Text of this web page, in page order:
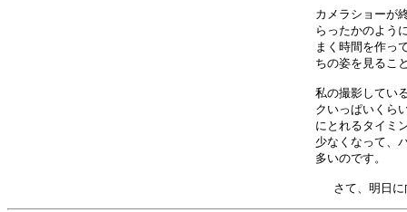
カメラショーが
らったかのよう
まく時間を作っ
ちの姿を見
私の撮影してい
クいっぱいくら
にとれるタイミ
少なくなって、
多い
さて、明日